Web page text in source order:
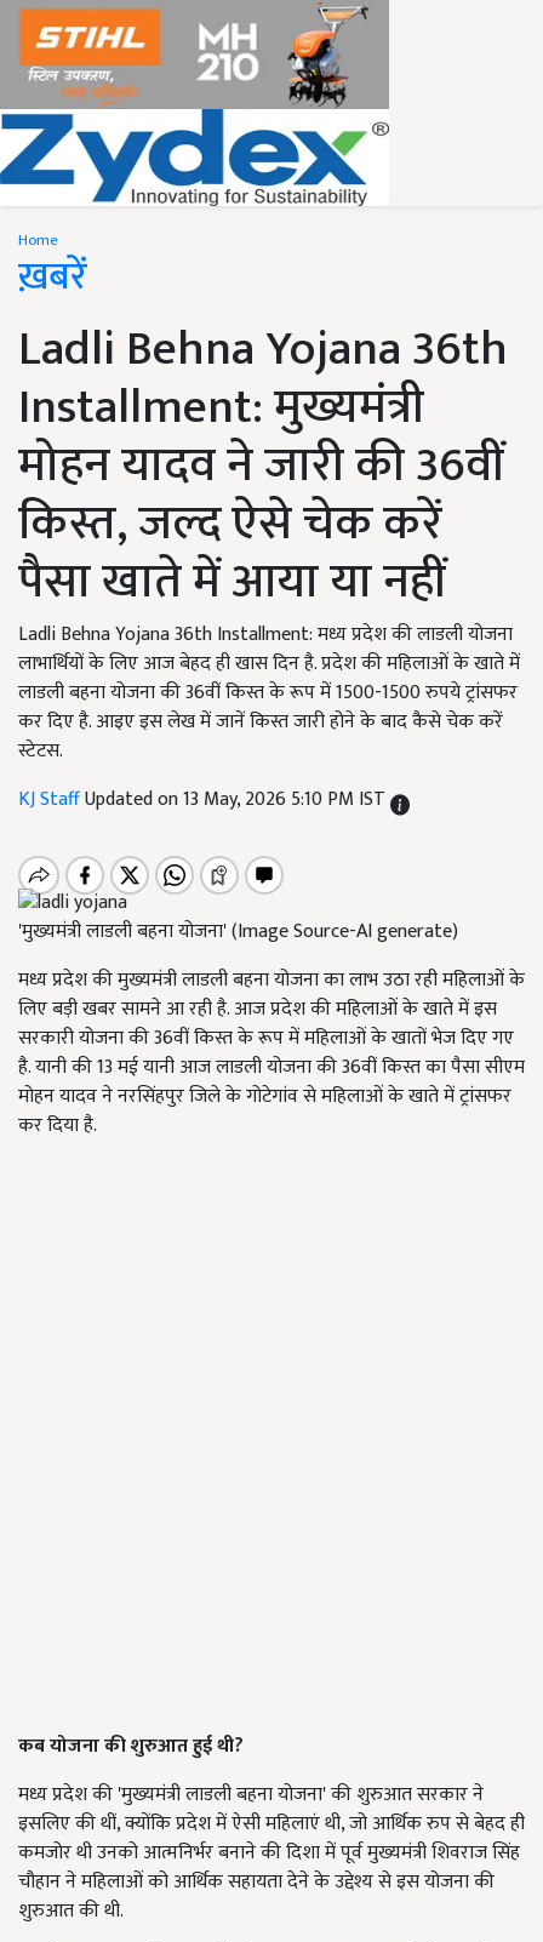
Home
ख़बरें
Ladli Behna Yojana 36th
Installment: मुख्यमंत्री
मोहन यादव ने जारी की 36वीं
किस्त, जल्द ऐसे चेक करें
पैसा खाते में आया या नहीं
Ladli Behna Yojana 36th Installment: मध्य प्रदेश की लाडली योजना
लाभार्थियों के लिए आज बेहद ही खास दिन है. प्रदेश की महिलाओं के खाते में
लाडली बहना योजना की 36वीं किस्त के रूप में 1500-1500 रुपये ट्रांसफर
कर दिए है. आइए इस लेख में जानें किस्त जारी होने के बाद कैसे चेक करें
स्टेटस.
KJ StaffUpdated on 13 May, 2026 5:10 PM IST
'मुख्यमंत्री लाडली बहना योजना' (Image Source-AI generate)
मध्य प्रदेश की मुख्यमंत्री लाडली बहना योजना का लाभ उठा रही महिलाओं के
लिए बड़ी खबर सामने आ रही है. आज प्रदेश की महिलाओं के खाते में इस
सरकारी योजना की 36वीं किस्त के रूप में महिलाओं के खातों भेज दिए गए
है. यानी की 13 मई यानी आज लाडली योजना की 36वीं किस्त का पैसा सीएम
मोहन यादव ने नरसिंहपुर जिले के गोटेगांव से महिलाओं के खाते में ट्रांसफर
कर दिया है.
कब योजना की शुरुआत हुई थी?
मध्य प्रदेश की 'मुख्यमंत्री लाडली बहना योजना' की शुरुआत सरकार ने
इसलिए की थीं, क्योंकि प्रदेश में ऐसी महिलाएं थी, जो आर्थिक रुप से बेहद ही
कमजोर थी उनको आत्मनिर्भर बनाने की दिशा में पूर्व मुख्यमंत्री शिवराज सिंह
चौहान ने महिलाओं को आर्थिक सहायता देने के उद्देश्य से इस योजना की
शुरुआत की थी.